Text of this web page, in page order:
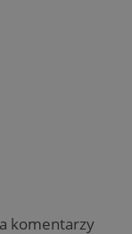
komentarzy